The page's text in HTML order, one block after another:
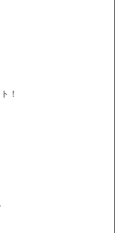
！